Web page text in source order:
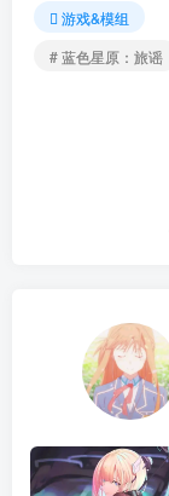
游戏&模组
# 蓝色星原：旅谣